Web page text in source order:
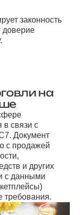
законность
доверие
на
в связи с
Документ
с продажей
и других
с данными
требования.